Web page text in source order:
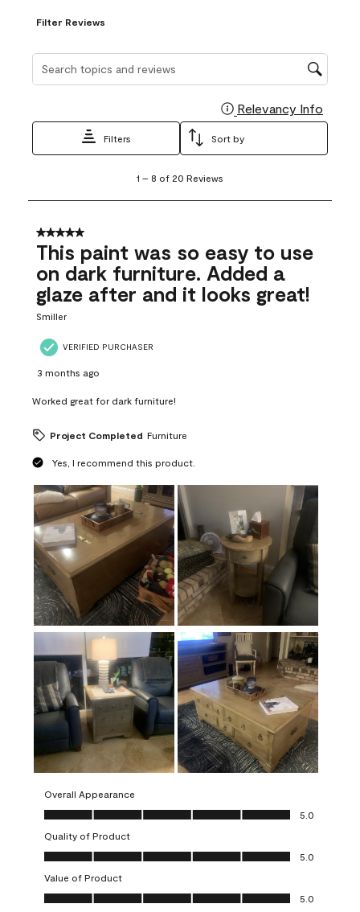
Filter Reviews
Relevancy Info
Filters Sort by
8
20
Reviews
1 – 8 of 20 Reviews
5 out of 5 stars.
This paint was so easy to use
on dark furniture. Added a
glaze after and it looks great!
Smiller
VERIFIED PURCHASER
3 months ago
Worked great for dark furniture!
Project Completed Furniture
Yes, I recommend this product.
Overall Appearance
Overall Appearance, 5.0 out of 5
5.0
Quality of Product
Quality of Product, 5.0 out of 5
5.0
Value of Product
Value of Product, 5.0 out of 5
5.0